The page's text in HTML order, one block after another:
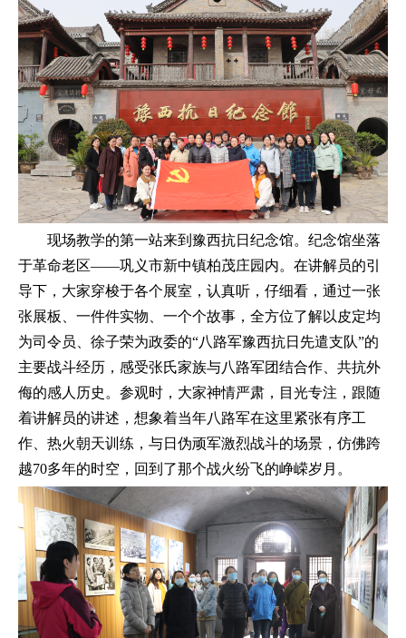
现场教学的第一站来到豫西抗日纪念馆。纪念馆坐落
于革命老区——巩义市新中镇柏茂庄园内。在讲解员的引
导下，大家穿梭于各个展室，认真听，仔细看，通过一张
张展板、一件件实物、一个个故事，全方位了解以皮定均
为司令员、徐子荣为政委的“八路军豫西抗日先遣支队”的
主要战斗经历，感受张氏家族与八路军团结合作、共抗外
侮的感人历史。参观时，大家神情严肃，目光专注，跟随
着讲解员的讲述，想象着当年八路军在这里紧张有序工
作、热火朝天训练，与日伪顽军激烈战斗的场景，仿佛跨
越70多年的时空，回到了那个战火纷飞的峥嵘岁月。